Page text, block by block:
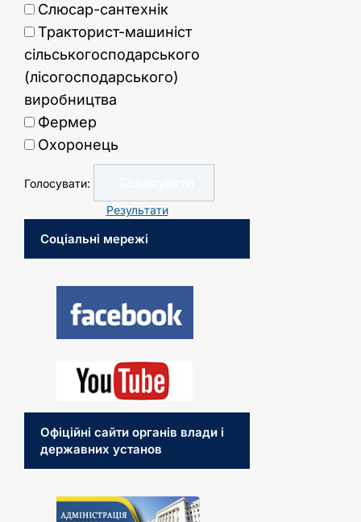
Слюсар-сантехнік
Тракторист-машиніст
сільськогосподарського
(лісогосподарського)
виробництва
Фермер
Охоронець
Голосувати:
Результати
Соціальні мережі
Офіційні сайти органів влади і
державних установ